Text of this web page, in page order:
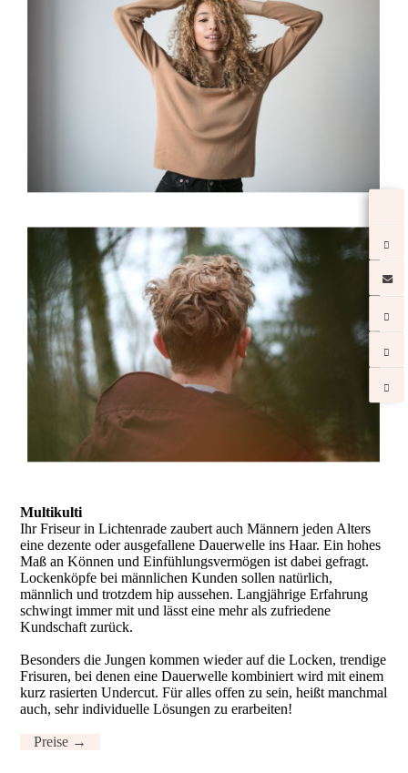
Multikulti
Ihr Friseur in Lichtenrade zaubert auch Männern jeden Alters
eine dezente oder ausgefallene Dauerwelle ins Haar. Ein hohes
Maß an Können und Einfühlungsvermögen ist dabei gefragt.
Lockenköpfe bei männlichen Kunden sollen natürlich,
männlich und trotzdem hip aussehen. Langjährige Erfahrung
schwingt immer mit und lässt eine mehr als zufriedene
Kundschaft zurück.
Besonders die Jungen kommen wieder auf die Locken, trendige
Frisuren, bei denen eine Dauerwelle kombiniert wird mit einem
kurz rasierten Undercut. Für alles offen zu sein, heißt manchmal
auch, sehr individuelle Lösungen zu erarbeiten!
Preise →